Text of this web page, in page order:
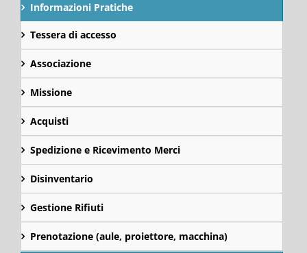
Informazioni Pratiche
Tessera di accesso
Associazione
Missione
Acquisti
Spedizione e Ricevimento Merci
Disinventario
Gestione Rifiuti
Prenotazione (aule, proiettore, macchina)